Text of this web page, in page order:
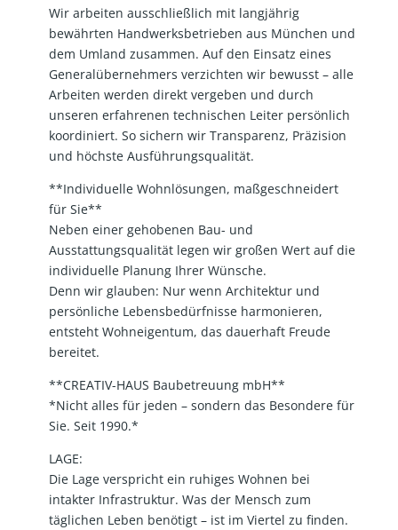
Wir arbeiten ausschließlich mit langjährig
bewährten Handwerksbetrieben aus München und
dem Umland zusammen. Auf den Einsatz eines
Generalübernehmers verzichten wir bewusst – alle
Arbeiten werden direkt vergeben und durch
unseren erfahrenen technischen Leiter persönlich
koordiniert. So sichern wir Transparenz, Präzision
und höchste Ausführungsqualität.
**Individuelle Wohnlösungen, maßgeschneidert
für Sie**
Neben einer gehobenen Bau- und
Ausstattungsqualität legen wir großen Wert auf die
individuelle Planung Ihrer Wünsche.
Denn wir glauben: Nur wenn Architektur und
persönliche Lebensbedürfnisse harmonieren,
entsteht Wohneigentum, das dauerhaft Freude
bereitet.
**CREATIV-HAUS Baubetreuung mbH**
*Nicht alles für jeden – sondern das Besondere für
Sie. Seit 1990.*
LAGE:
Die Lage verspricht ein ruhiges Wohnen bei
intakter Infrastruktur. Was der Mensch zum
täglichen Leben benötigt – ist im Viertel zu finden.